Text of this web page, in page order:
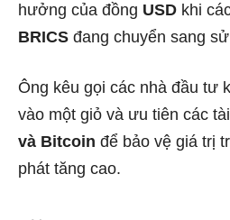
hưởng của đồng USD khi
BRICS đang chuyển sang
Ông kêu gọi các nhà đầu tư
vào một giỏ và ưu tiên các
và Bitcoin để bảo vệ giá trị
phát tăng cao.